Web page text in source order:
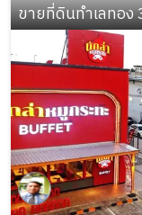
ขายที่ดินทำเลทอ